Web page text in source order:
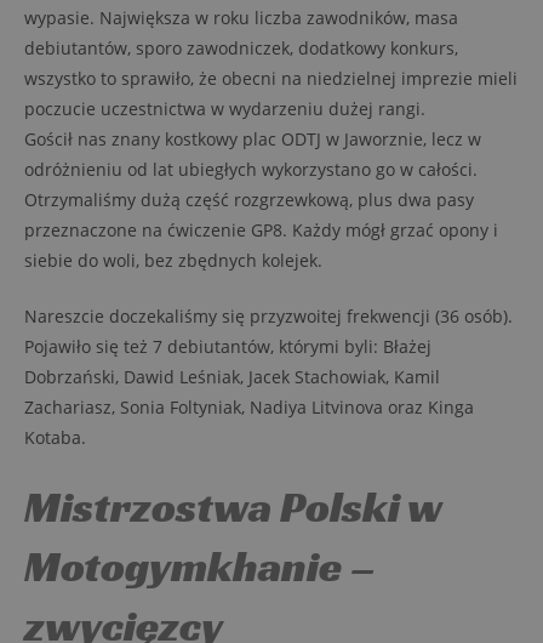
wypasie. Największa w roku liczba zawodników, masa
debiutantów, sporo zawodniczek, dodatkowy konkurs,
wszystko to sprawiło, że obecni na niedzielnej imprezie mieli
poczucie uczestnictwa w wydarzeniu dużej rangi.
Gościł nas znany kostkowy plac ODTJ w Jaworznie, lecz w
odróżnieniu od lat ubiegłych wykorzystano go w całości.
Otrzymaliśmy dużą część rozgrzewkową, plus dwa pasy
przeznaczone na ćwiczenie GP8. Każdy mógł grzać opony i
siebie do woli, bez zbędnych kolejek.
Nareszcie doczekaliśmy się przyzwoitej frekwencji (36 osób).
Pojawiło się też 7 debiutantów, którymi byli: Błażej
Dobrzański, Dawid Leśniak, Jacek Stachowiak, Kamil
Zachariasz, Sonia Foltyniak, Nadiya Litvinova oraz Kinga
Kotaba.
Mistrzostwa Polski w
Motogymkhanie –
zwycięzcy